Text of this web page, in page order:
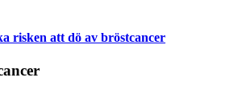
risken att dö av bröstcancer